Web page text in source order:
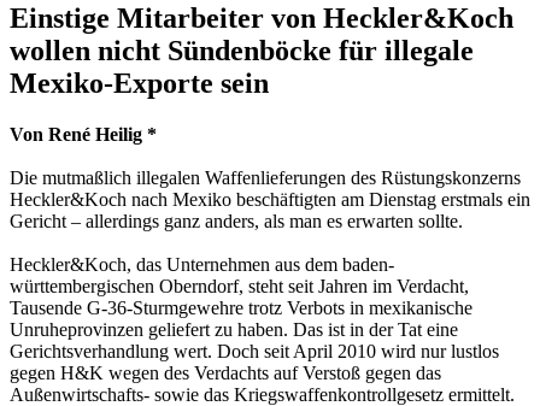
Einstige Mitarbeiter von Heckler&Koch
wollen nicht Sündenböcke für illegale
Mexiko-Exporte sein
Von René Heilig *
Die mutmaßlich illegalen Waffenlieferungen des Rüstungskonzerns
Heckler&Koch nach Mexiko beschäftigten am Dienstag erstmals ein
Gericht – allerdings ganz anders, als man es erwarten sollte.
Heckler&Koch, das Unternehmen aus dem baden-
württembergischen Oberndorf, steht seit Jahren im Verdacht,
Tausende G-36-Sturmgewehre trotz Verbots in mexikanische
Unruheprovinzen geliefert zu haben. Das ist in der Tat eine
Gerichtsverhandlung wert. Doch seit April 2010 wird nur lustlos
gegen H&K wegen des Verdachts auf Verstoß gegen das
Außenwirtschafts- sowie das Kriegswaffenkontrollgesetz ermittelt.